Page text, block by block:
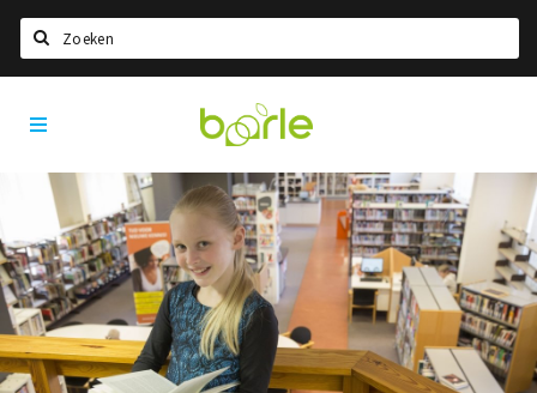
Home
Informatie
Over Baarle
Geschiedenis
Visit Baarle Shop
Enclavebon
Visit
Baarle